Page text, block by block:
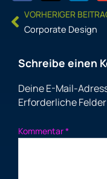
Prev
VORHERIGER
Corporate Design
Schreibe einen
Deine E-Mail-
Erforderliche
Kommentar*